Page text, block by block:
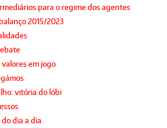
para o regime dos agentes
2015/2023
valores em jogo
vitória do lóbi
dia a dia